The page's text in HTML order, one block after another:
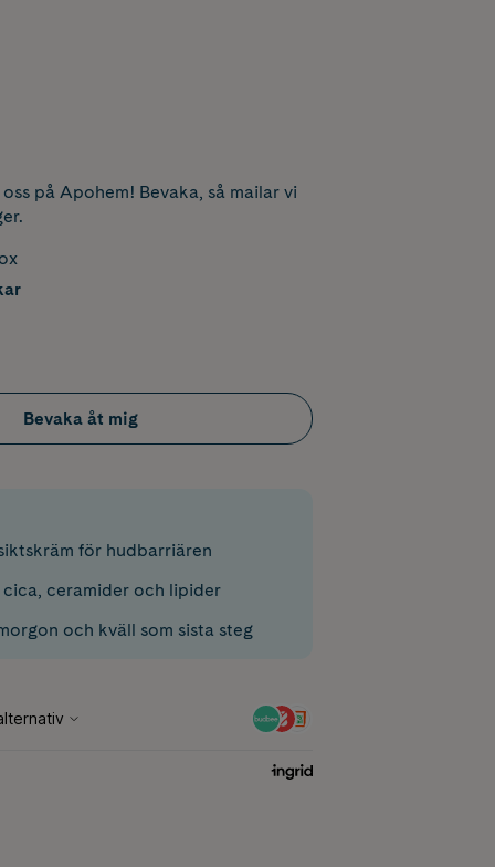
på Apohem! Bevaka, så mailar vi
Bevaka åt mig
för hudbarriären
ceramider och lipider
och kväll som sista steg